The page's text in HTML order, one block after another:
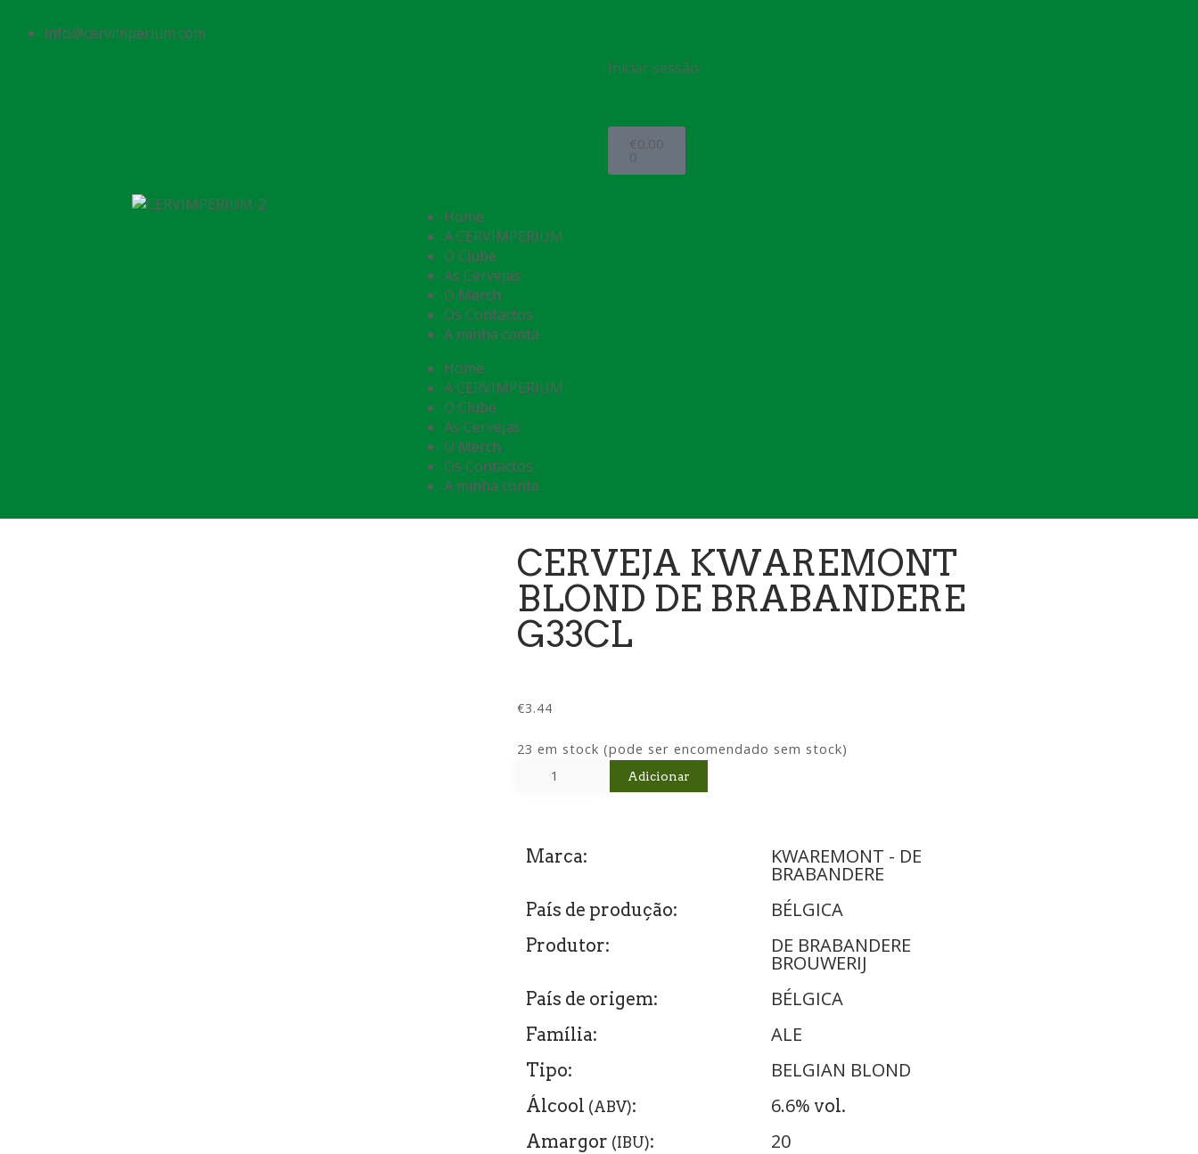
info@cervimperium.com
Iniciar sessão
€0.00
0
Home
A CERVIMPERIUM
O Clube
As Cervejas
O Merch
Os Contactos
A minha conta
Home
A CERVIMPERIUM
O Clube
As Cervejas
O Merch
Os Contactos
A minha conta
CERVEJA KWAREMONT
BLOND DE BRABANDERE
G33CL
€3.44
23 em stock (pode ser encomendado sem stock)
Adicionar
Marca: KWAREMONT - DE
BRABANDERE
País de produção: BÉLGICA
Produtor: DE BRABANDERE
BROUWERIJ
País de origem: BÉLGICA
Família: ALE
Tipo: BELGIAN BLOND
Álcool (ABV): 6.6% vol.
Amargor (IBU): 20